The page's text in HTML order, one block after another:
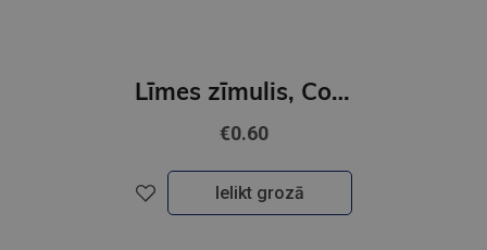
Līmes zīmulis, Color Tix, 8 gr, dažādās krāsās
€0.60
Ielikt grozā